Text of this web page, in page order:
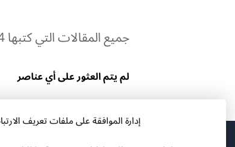
إدارة الموافقة على ملفات تعريف
جميع المقالات التي كتبها marinB-4:
لم يتم العثور على أي عناصر